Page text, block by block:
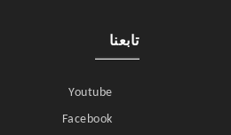
تابعنا
Youtube
Facebook